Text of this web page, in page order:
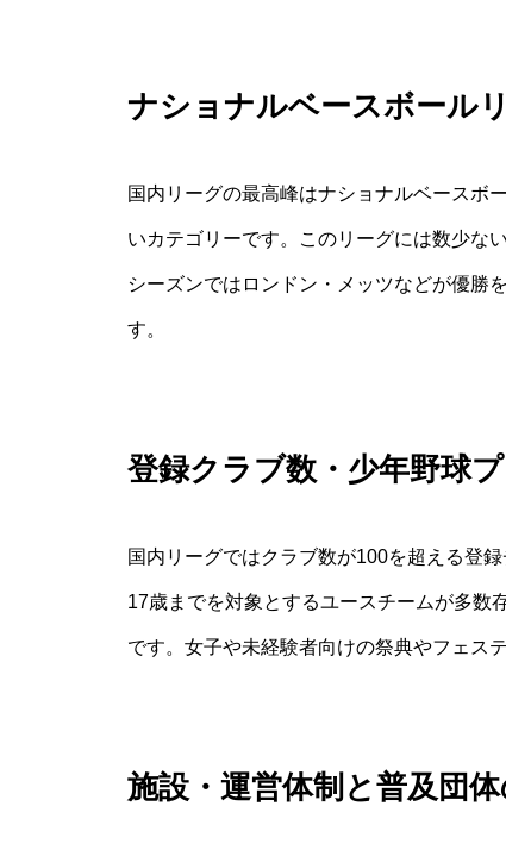
ナショナルベースボール
国内リーグの最高峰はナショナルベースボ
いカテゴリーです。このリーグには数少な
シーズンではロンドン・メッツなどが優勝
す。
登録クラブ数・少年野球
国内リーグではクラブ数が100を超える登
17歳までを対象とするユースチームが多数
です。女子や未経験者向けの祭典やフェス
施設・運営体制と普及団体